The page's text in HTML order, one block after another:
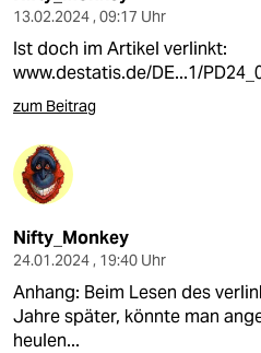
13.02.2024 , 09:17 Uhr
Ist doch im Artikel verlinkt:
www.destatis.de/DE...1/
zum Beitrag
Nifty_Monkey
24.01.2024 , 19:40 Uhr
Anhang: Beim Lesen des
Jahre später, könnte man
heulen...